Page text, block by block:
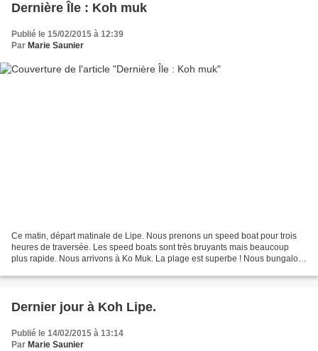
Dernière Île : Koh muk
Publié le 15/02/2015 à 12:39
Par Marie Saunier
Ce matin, départ matinale de Lipe. Nous prenons un speed boat pour trois
heures de traversée. Les speed boats sont très bruyants mais beaucoup
plus rapide. Nous arrivons à Ko Muk. La plage est superbe ! Nous bungalow
Dernier jour à Koh Lipe.
Publié le 14/02/2015 à 13:14
Par Marie Saunier